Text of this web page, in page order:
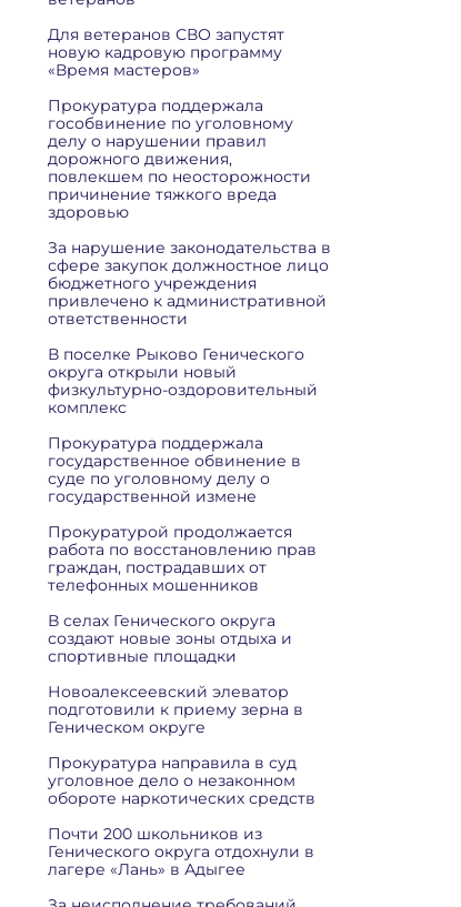
Для ветеранов СВО запустят
новую кадровую программу
«Время мастеров»
Прокуратура поддержала
гособвинение по уголовному
делу о нарушении правил
дорожного движения,
повлекшем по неосторожности
причинение тяжкого вреда
здоровью
За нарушение законодательства в
сфере закупок должностное лицо
бюджетного учреждения
привлечено к административной
ответственности
В поселке Рыково Генического
округа открыли новый
физкультурно-оздоровительный
комплекс
Прокуратура поддержала
государственное обвинение в
суде по уголовному делу о
государственной измене
Прокуратурой продолжается
работа по восстановлению прав
граждан, пострадавших от
телефонных мошенников
В селах Генического округа
создают новые зоны отдыха и
спортивные площадки
Новоалексеевский элеватор
подготовили к приему зерна в
Геническом округе
Прокуратура направила в суд
уголовное дело о незаконном
обороте наркотических средств
Почти 200 школьников из
Генического округа отдохнули в
лагере «Лань» в Адыгее